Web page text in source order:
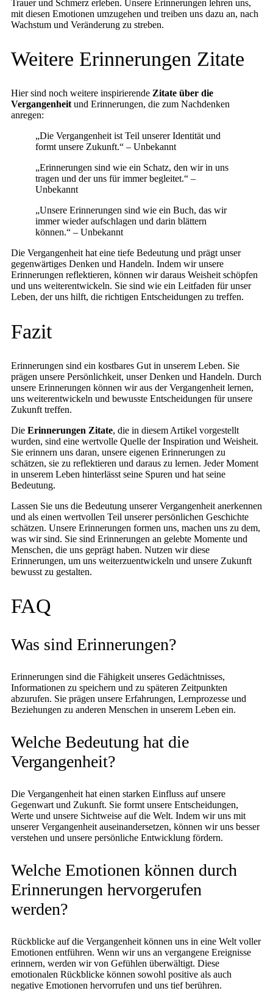
Trauer und Schmerz erleben. Unsere Erinnerungen lehren uns,
mit diesen Emotionen umzugehen und treiben uns dazu an, nach
Wachstum und Veränderung zu streben.
Weitere Erinnerungen Zitate
Hier sind noch weitere inspirierende Zitate über die
Vergangenheitund Erinnerungen, die zum Nachdenken
anregen:
„Die Vergangenheit ist Teil unserer Identität und
formt unsere Zukunft.“ – Unbekannt
„Erinnerungen sind wie ein Schatz, den wir in uns
tragen und der uns für immer begleitet.“ –
Unbekannt
„Unsere Erinnerungen sind wie ein Buch, das wir
immer wieder aufschlagen und darin blättern
können.“ – Unbekannt
Die Vergangenheit hat eine tiefe Bedeutung und prägt unser
gegenwärtiges Denken und Handeln. Indem wir unsere
Erinnerungen reflektieren, können wir daraus Weisheit schöpfen
und uns weiterentwickeln. Sie sind wie ein Leitfaden für unser
Leben, der uns hilft, die richtigen Entscheidungen zu treffen.
Fazit
Erinnerungen sind ein kostbares Gut in unserem Leben. Sie
prägen unsere Persönlichkeit, unser Denken und Handeln. Durch
unsere Erinnerungen können wir aus der Vergangenheit lernen,
uns weiterentwickeln und bewusste Entscheidungen für unsere
Zukunft treffen.
Die Erinnerungen Zitate, die in diesem Artikel vorgestellt
wurden, sind eine wertvolle Quelle der Inspiration und Weisheit.
Sie erinnern uns daran, unsere eigenen Erinnerungen zu
schätzen, sie zu reflektieren und daraus zu lernen. Jeder Moment
in unserem Leben hinterlässt seine Spuren und hat seine
Bedeutung.
Lassen Sie uns die Bedeutung unserer Vergangenheit anerkennen
und als einen wertvollen Teil unserer persönlichen Geschichte
schätzen. Unsere Erinnerungen formen uns, machen uns zu dem,
was wir sind. Sie sind Erinnerungen an gelebte Momente und
Menschen, die uns geprägt haben. Nutzen wir diese
Erinnerungen, um uns weiterzuentwickeln und unsere Zukunft
bewusst zu gestalten.
FAQ
Was sind Erinnerungen?
Erinnerungen sind die Fähigkeit unseres Gedächtnisses,
Informationen zu speichern und zu späteren Zeitpunkten
abzurufen. Sie prägen unsere Erfahrungen, Lernprozesse und
Beziehungen zu anderen Menschen in unserem Leben ein.
Welche Bedeutung hat die
Vergangenheit?
Die Vergangenheit hat einen starken Einfluss auf unsere
Gegenwart und Zukunft. Sie formt unsere Entscheidungen,
Werte und unsere Sichtweise auf die Welt. Indem wir uns mit
unserer Vergangenheit auseinandersetzen, können wir uns besser
verstehen und unsere persönliche Entwicklung fördern.
Welche Emotionen können durch
Erinnerungen hervorgerufen
werden?
Rückblicke auf die Vergangenheit können uns in eine Welt voller
Emotionen entführen. Wenn wir uns an vergangene Ereignisse
erinnern, werden wir von Gefühlen überwältigt. Diese
emotionalen Rückblicke können sowohl positive als auch
negative Emotionen hervorrufen und uns tief berühren.